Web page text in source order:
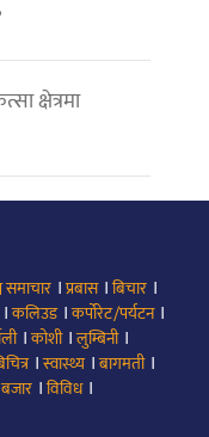
क्षेत्रमा
समाचार ।प्रबास।बिचार ।
कलिउड।कर्पोरेट/पर्यटन।
।कोशी।लुम्बिनी।
।स्वास्थ्य ।बागमती।
।विविध।